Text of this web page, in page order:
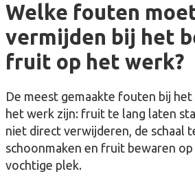
Welke fouten
vermijden bij het
fruit op het werk?
De meest gemaakte fouten bij
het werk zijn: fruit te lang laten
niet direct verwijderen, de schaal
schoonmaken en fruit bewaren
vochtige plek.